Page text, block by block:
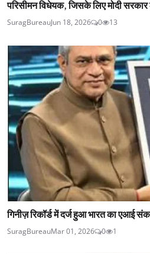
परिसीमन विधेयक, जिसके लिए मोदी सरकार
SuragBureauJun 18, 2026 0 13
गिनीज़ रिकॉर्ड में दर्ज हुआ भारत का एआई
SuragBureauMar 01, 2026 0 1